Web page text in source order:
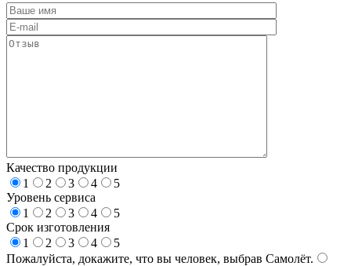
Качество продукции
1
2 3 4
5
Уровень сервиса
1
2 3 4
5
Срок изготовления
1
2 3 4
5
Пожалуйста, докажите, что вы человек, выбрав Самолёт.